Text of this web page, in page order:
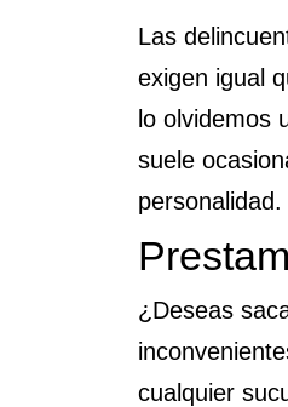
Las
exigen igual
lo olvidemos
suele
¿Deseas
cualquier